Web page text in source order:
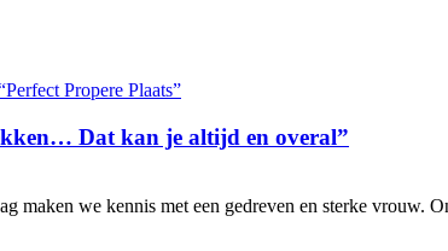
Dat kan je altijd en overal”
maken we kennis met een gedreven en sterke vrouw.